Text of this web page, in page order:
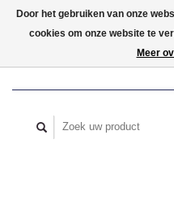
Door het gebruiken van onze
cookies om onze website te
Meer